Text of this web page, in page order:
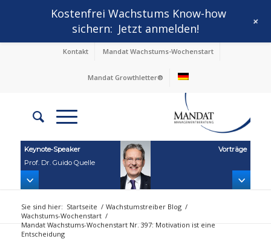
Kontakt Mandat Wachstums-Wochenstart
Mandat Growthletter®
Keynote‑Speaker
Prof. Dr. Guido Quelle
Vorträge
Sie sind hier: Startseite / Wachstumstreiber Blog /
Wachstums-Wochenstart /
Mandat Wachstums-Wochenstart Nr. 397: Motivation ist eine
Entscheidung
Kostenfrei Wachstums Know-how
sichern: Jetzt anmelden! +